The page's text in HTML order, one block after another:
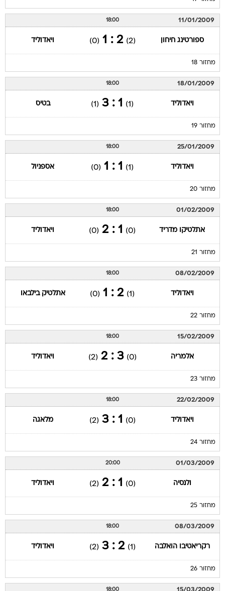
11/01/2009
18:00
ספורטינג חיחון (2)
2 : 1
(0) ויאדוליד
מחזור 18
18/01/2009
18:00
ויאדוליד (1)
1 : 3
(1) בטיס
מחזור 19
25/01/2009
18:00
ויאדוליד (1)
1 : 1
(0) אספניול
מחזור 20
01/02/2009
18:00
אתלטיקו מדריד (0)
1 : 2
(0) ויאדוליד
מחזור 21
08/02/2009
18:00
ויאדוליד (1)
2 : 1
(0) אתלטיק בילבאו
מחזור 22
15/02/2009
18:00
אלמריה (0)
3 : 2
(2) ויאדוליד
מחזור 23
22/02/2009
18:00
ויאדוליד (0)
1 : 3
(2) מלאגה
מחזור 24
01/03/2009
20:00
ולנסיה (0)
1 : 2
(2) ויאדוליד
מחזור 25
08/03/2009
18:00
רקריאטיבו הואלבה (1)
2 : 3
(2) ויאדוליד
מחזור 26
18:00